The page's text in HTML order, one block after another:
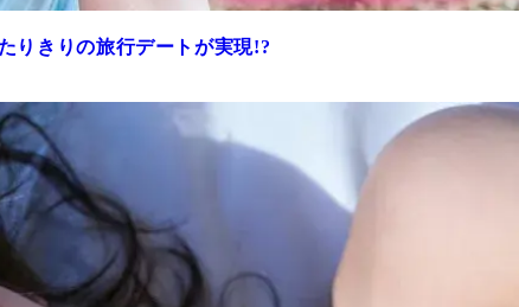
りきりの旅行デートが実現!?